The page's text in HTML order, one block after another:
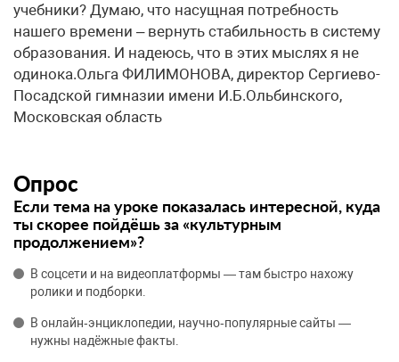
учебники? Думаю, что насущная потребность
нашего времени – вернуть стабильность в систему
образования. И надеюсь, что в этих мыслях я не
одинока.Ольга ФИЛИМОНОВА, директор Сергиево-
Посадской гимназии имени И.Б.Ольбинского,
Московская область
Опрос
Если тема на уроке показалась интересной, куда
ты скорее пойдёшь за «культурным
продолжением»?
В соцсети и на видеоплатформы — там быстро нахожу
ролики и подборки.
В онлайн‑энциклопедии, научно‑популярные сайты —
нужны надёжные факты.